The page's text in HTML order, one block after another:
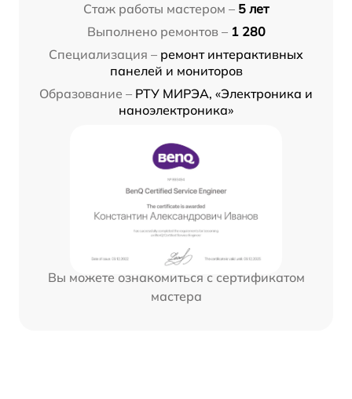
Стаж работы мастером – 5 лет
Выполнено ремонтов – 1 280
Специализация – ремонт интерактивных
панелей и мониторов
Образование – РТУ МИРЭА, «Электроника и
наноэлектроника»
Вы можете ознакомиться с сертификатом
мастера